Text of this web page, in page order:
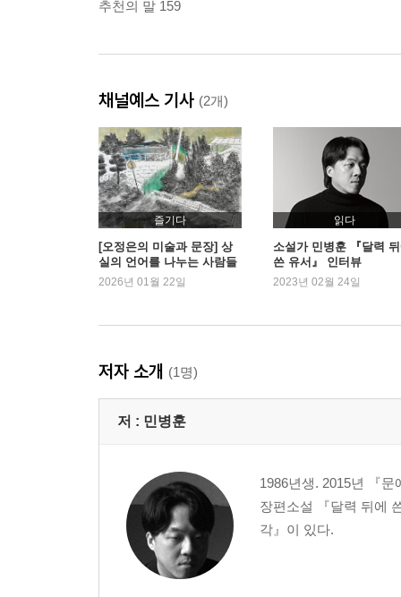
추천의 말 159
채널예스 기사 (2개)
즐기다
[오정은의 미술과 문장] 상
실의 언어를 나누는 사람들
| 예스24
2026년 01월 22일
읽다
소설가 민병훈 『달력
쓴 유서』 인터뷰
2023년 02월 24일
저자 소개 (1명)
저 : 민병훈
1986년생. 2015년 『
장편소설 『달력 뒤에
각』이 있다.